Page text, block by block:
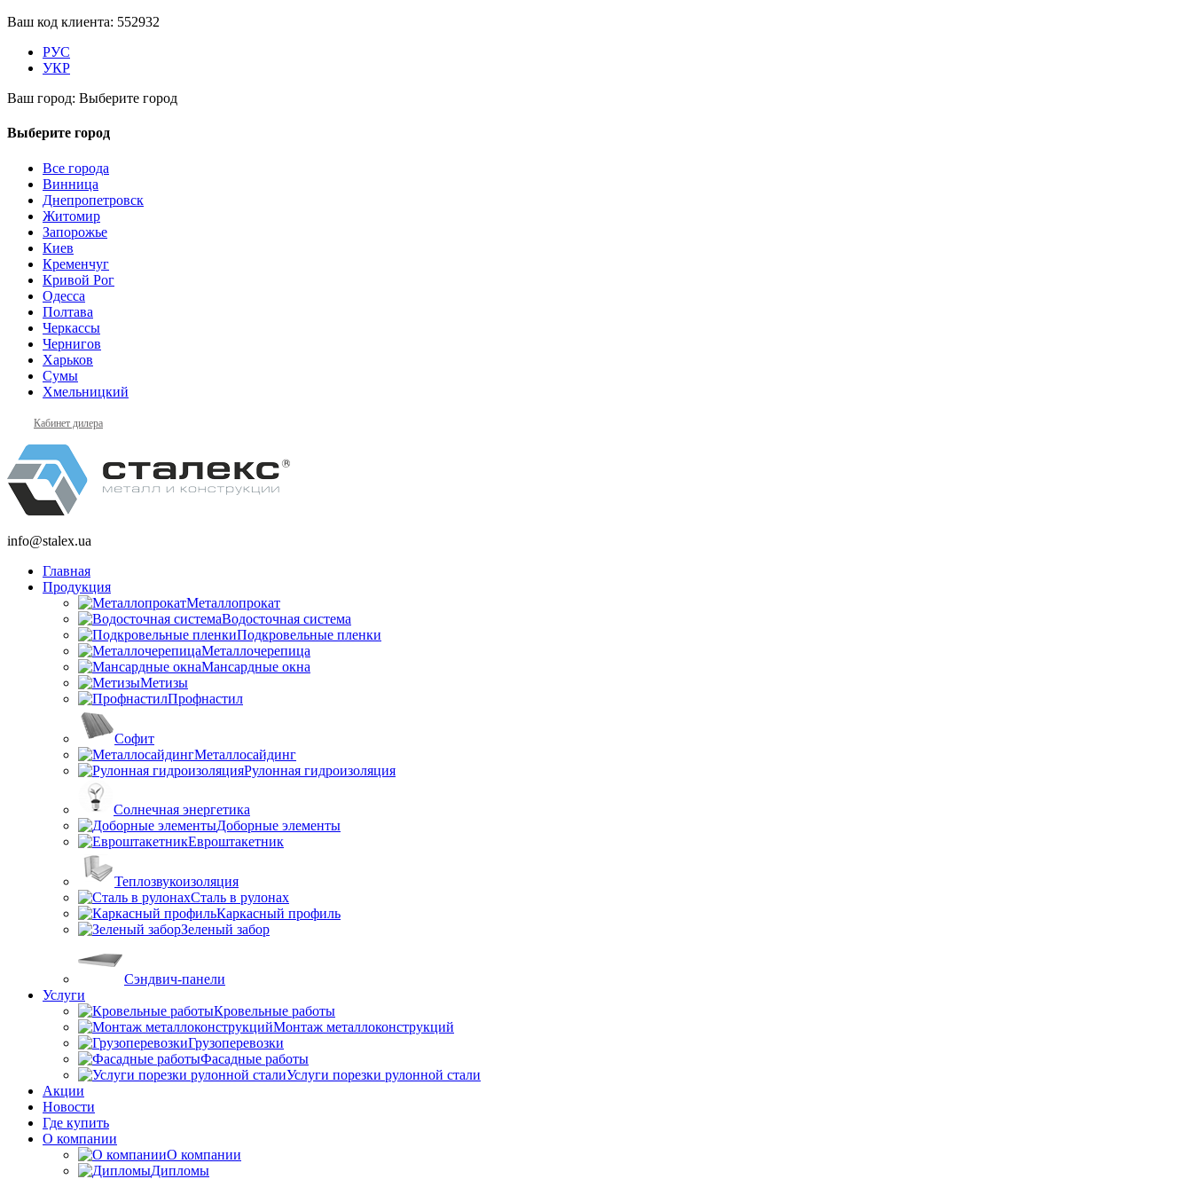
Ваш код клиента: 552932
РУС
УКР
Ваш город: Выберите город
Выберите город
Все города
Винница
Днепропетровск
Житомир
Запорожье
Киев
Кременчуг
Кривой Рог
Одесса
Полтава
Черкассы
Чернигов
Харьков
Сумы
Хмельницкий
Кабинет дилера
info@stalex.ua
Главная
Продукция
Металлопрокат
Водосточная система
Подкровельные пленки
Металлочерепица
Мансардные окна
Метизы
Профнастил
Софит
Металлосайдинг
Рулонная гидроизоляция
Солнечная энергетика
Доборные элементы
Евроштакетник
Теплозвукоизоляция
Сталь в рулонах
Каркасный профиль
Зеленый забор
Сэндвич-панели
Услуги
Кровельные работы
Монтаж металлоконструкций
Грузоперевозки
Фасадные работы
Услуги порезки рулонной стали
Акции
Новости
Где купить
О компании
О компании
Дипломы